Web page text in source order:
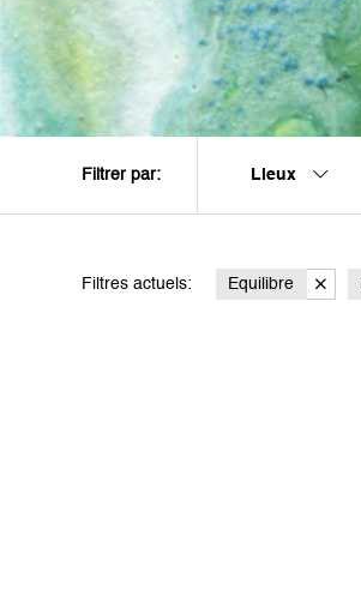
Filtrer par: Lieux
Filtres actuels: Equilibre